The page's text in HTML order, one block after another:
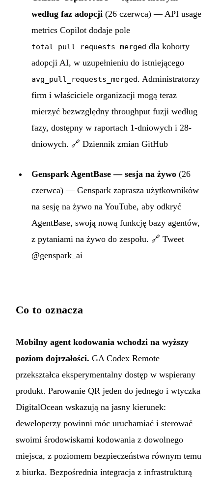
według faz adopcji (26 czerwca) — API usage
metrics Copilot dodaje pole
total_pull_requests_merged dla kohorty
adopcji AI, w uzupełnieniu do istniejącego
avg_pull_requests_merged. Administratorzy
firm i właściciele organizacji mogą teraz
mierzyć bezwzględny throughput fuzji według
fazy, dostępny w raportach 1-dniowych i 28-
dniowych. 🔗 Dziennik zmian GitHub
Genspark AgentBase — sesja na żywo (26
czerwca) — Genspark zaprasza użytkowników
na sesję na żywo na YouTube, aby odkryć
AgentBase, swoją nową funkcję bazy agentów,
z pytaniami na żywo do zespołu. 🔗 Tweet
@genspark_ai
Co to oznacza
Mobilny agent kodowania wchodzi na wyższy
poziom dojrzałości. GA Codex Remote
przekształca eksperymentalny dostęp w wspierany
produkt. Parowanie QR jeden do jednego i wtyczka
DigitalOcean wskazują na jasny kierunek:
deweloperzy powinni móc uruchamiać i sterować
swoimi środowiskami kodowania z dowolnego
miejsca, z poziomem bezpieczeństwa równym temu
z biurka. Bezpośrednia integracja z infrastrukturą